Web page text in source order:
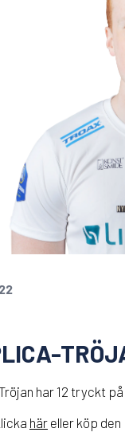
har 12 tryckt
här eller köp